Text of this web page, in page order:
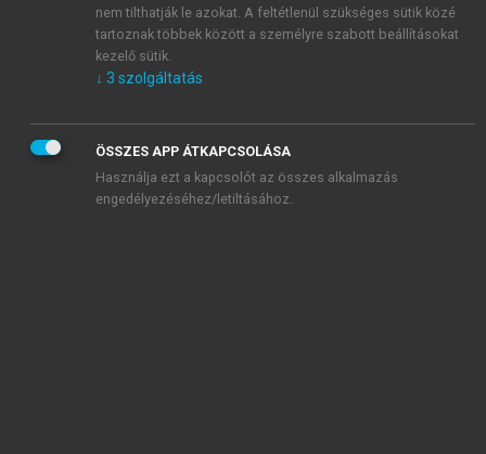
mersz.huoldalak licencszerződéseiben foglaltakat
tudomásul veszem és elfogadom.
KIPRÓBÁLOM
nem tilthatják le azokat. A feltétlenül szükséges sütik közé
tartoznak többek között a személyre szabott beállításokat
kezelő sütik.
↓ 3 szolgáltatás
ÖSSZES APP ÁTKAPCSOLÁSA
Használja ezt a kapcsolót az összes alkalmazás
engedélyezéséhez/letiltásához.